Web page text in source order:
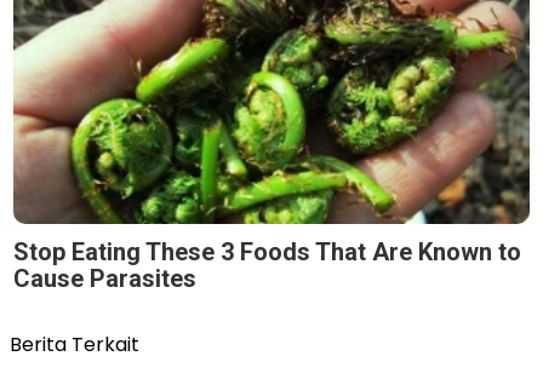
Stop Eating These 3 Foods That Are Known to
Cause Parasites
Berita Terkait